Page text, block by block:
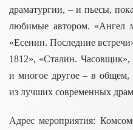
драматургии, – и пьесы,
любимые автором. «Ангел
«Есенин. Последние
1812», «Сталин.
и многое другое – в общем,
из лучших современных
Адрес мероприятия: